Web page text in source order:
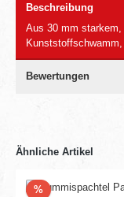
Beschreibung
Aus 30 mm starkem,
Bewertungen
Ähnliche Artikel
%Rabatt